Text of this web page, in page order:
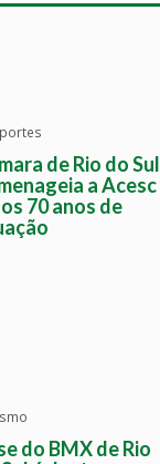
de Rio do Sul
a Acesc
70 anos de
do BMX de Rio